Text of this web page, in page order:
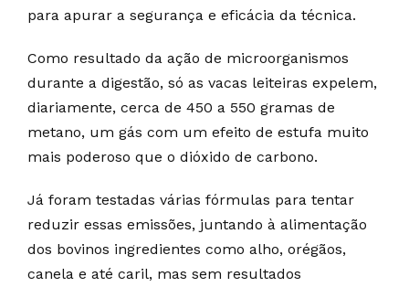
para apurar a segurança e eficácia da técnica.
Como resultado da ação de microorganismos
durante a digestão, só as vacas leiteiras expelem,
diariamente, cerca de 450 a 550 gramas de
metano, um gás com um efeito de estufa muito
mais poderoso que o dióxido de carbono.
Já foram testadas várias fórmulas para tentar
reduzir essas emissões, juntando à alimentação
dos bovinos ingredientes como alho, orégãos,
canela e até caril, mas sem resultados